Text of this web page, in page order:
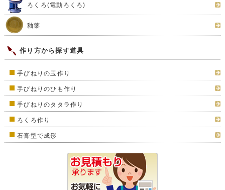
ろくろ(電動ろくろ)
釉薬
作り方から探す道具
手びねりの玉作り
手びねりのひも作り
手びねりのタタラ作り
ろくろ作り
石膏型で成形